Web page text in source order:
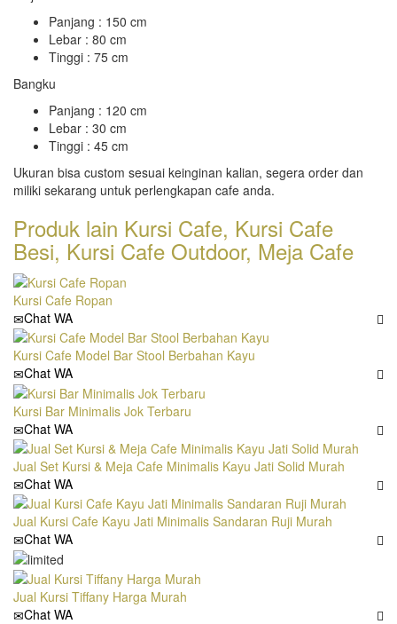
Panjang : 150 cm
Lebar : 80 cm
Tinggi : 75 cm
Bangku
Panjang : 120 cm
Lebar : 30 cm
Tinggi : 45 cm
Ukuran bisa custom sesuai keinginan kalian, segera order dan
miliki sekarang untuk perlengkapan cafe anda.
Produk lain Kursi Cafe, Kursi Cafe
Besi, Kursi Cafe Outdoor, Meja Cafe
Kursi Cafe Ropan
Chat WA
Kursi Cafe Model Bar Stool Berbahan Kayu
Chat WA
Kursi Bar Minimalis Jok Terbaru
Chat WA
Jual Set Kursi & Meja Cafe Minimalis Kayu Jati Solid Murah
Chat WA
Jual Kursi Cafe Kayu Jati Minimalis Sandaran Ruji Murah
Chat WA
Jual Kursi Tiffany Harga Murah
Chat WA